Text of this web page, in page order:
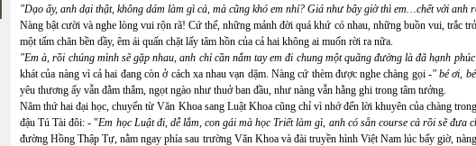
"Dạo ấy, anh dại thật, không dám làm gì cả, mà cũng khó em nhỉ? Giá như bây giờ thì em…chết với anh
Nàng bật cười và nghe lòng vui rộn rã! Cứ thế, những mảnh đời quá khứ có nhau, những buồn vui, trắc
một tấm chăn bền dầy, êm ái quấn chặt lấy tâm hồn của cả hai không ai muốn rời ra nữa.
"Em à, rồi chúng mình sẽ gặp nhau, anh chỉ cần nắm tay em đi chung một quãng đường là đã hạnh
khát của nàng vì cả hai đang còn ở cách xa nhau vạn dặm. Nàng cứ thèm được nghe chàng gọi -" bé ơi,
yêu thương ấy vẫn đằm thắm, ngọt ngào như thuở ban đầu, như nàng vẫn hằng ghi trong tâm tưởng.
Năm thứ hai đại học, chuyển từ Văn Khoa sang Luật Khoa cũng chỉ vì nhớ đến lời khuyên của chàng
đậu Tú Tài đôi: - "Em học Luật đi, dễ lắm, con gái mà học Triết làm gì, anh có sẵn course cả rồi sẽ đưa
đường Hồng Thập Tự, nằm ngay phía sau trường Văn Khoa và đài truyền hình Việt Nam lúc bấy giờ,